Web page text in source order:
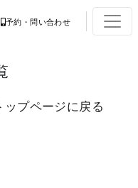
予約・問い合わせ
ップページに戻る